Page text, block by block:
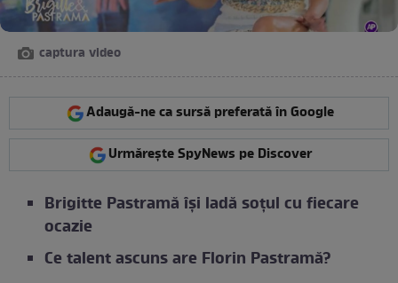
captura video
Adaugă-ne ca sursă preferată în Google
Urmărește SpyNews pe Discover
Brigitte Pastramă își ladă soțul cu fiecare
ocazie
Ce talent ascuns are Florin Pastramă?